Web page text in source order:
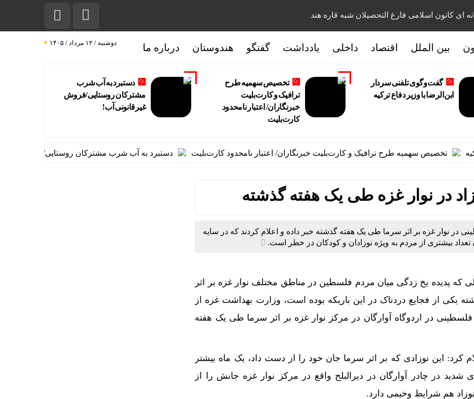
ای کانون اسلامی فارغ التحصیلان شبه قاره هند
بین الملل اقتصاد داخلی یادداشت گفتگو هندوستان درباره ما دوشنبه / ۱۲ مرداد / ۱۴۰۵
گفت‌وگوی تلفنی سردار
ابن‌الرضا با وزیر دفاع ترکیه
تخصیص سهمیه طرح
ترافیک و کارت‌بلیت
خبرنگاران/ اعتبار نامحدود
کارت‌بلیت
دستبرد به آب شرب
مشترکان روستایی/فروش
غیرقانونی آب!
تخصیص سهمیه طرح ترافیک و کارت‌بلیت خبرنگاران/ اعتبار نامحدود کارت‌بلیت دستبرد به آب شرب مشترکان روستایی/فروش
در نوار غزه طی یک هفته گذشته
در نوار غزه بر اثر سرما طی یک هفته گذشته خبر داده و اعلام کردند که در سایه
تعداد بیشتری از مردم به ویژه نوزادان و کودکان در خطر است.
که پدیده یخ زدگی میان مردم فلسطین در مناطق مختلف نوار غزه بر اثر
یکی از فجایع دردناک در این باریکه بوده است، وزارت بهداشت غزه از
فلسطینی در اردوگاه آوارگان در مرکز نوار غزه بر اثر سرما طی یک هفته
کرد: این نوزادی که بر اثر سرما جان خود را از دست داد، یک ماه بیشتر
در چادر آوارگان در دیرالبلح واقع در مرکز نوار غزه جانش را از
هم شرایط وخیمی دارد.